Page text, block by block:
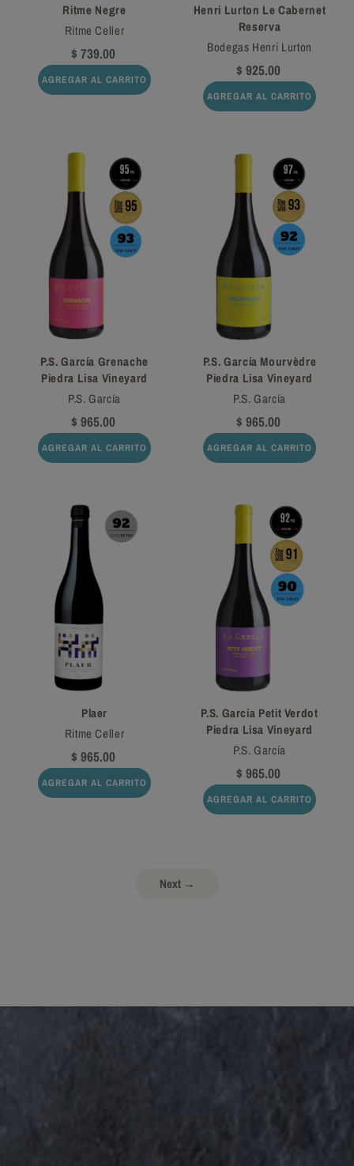
Ritme Negre
Ritme Celler
$ 739.00
AGREGAR AL CARRITO
Henri Lurton Le Cabernet
Reserva
Bodegas Henri Lurton
$ 925.00
AGREGAR AL CARRITO
P.S. García Grenache
Piedra Lisa Vineyard
P.S. García
$ 965.00
AGREGAR AL CARRITO
P.S. García Mourvèdre
Piedra Lisa Vineyard
P.S. García
$ 965.00
AGREGAR AL CARRITO
Plaer
Ritme Celler
$ 965.00
AGREGAR AL CARRITO
P.S. García Petit Verdot
Piedra Lisa Vineyard
P.S. García
$ 965.00
AGREGAR AL CARRITO
Next →